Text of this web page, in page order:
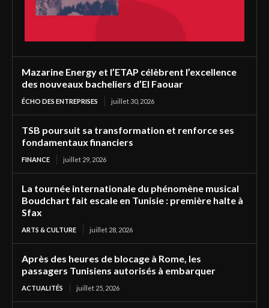
Mazarine Energy et l’ETAP célèbrent l’excellence
des nouveaux bacheliers d’El Faouar
ÉCHO DES ENTREPRISES juillet 30, 2026
TSB poursuit sa transformation et renforce ses
fondamentaux financiers
FINANCE juillet 29, 2026
La tournée internationale du phénomène musical
Boudchart fait escale en Tunisie : première halte à
Sfax
ARTS & CULTURE juillet 28, 2026
Après des heures de blocage à Rome, les
passagers Tunisiens autorisés à embarquer
ACTUALITÉS juillet 25, 2026